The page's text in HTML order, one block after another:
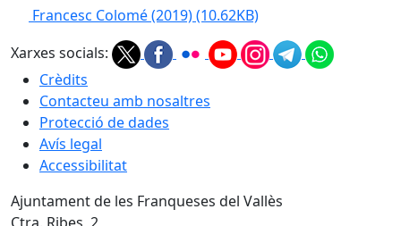
Francesc Colomé (2019)(10.62KB)
Xarxes socials:
Crèdits
Contacteu amb nosaltres
Protecció de dades
Avís legal
Accessibilitat
Ajuntament de les Franqueses del Vallès